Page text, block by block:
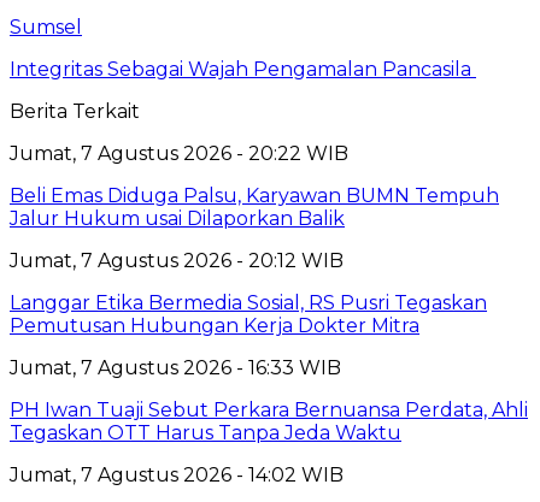
Sumsel
Integritas Sebagai Wajah Pengamalan Pancasila
Berita Terkait
Jumat, 7 Agustus 2026 - 20:22 WIB
Beli Emas Diduga Palsu, Karyawan BUMN Tempuh
Jalur Hukum usai Dilaporkan Balik
Jumat, 7 Agustus 2026 - 20:12 WIB
Langgar Etika Bermedia Sosial, RS Pusri Tegaskan
Pemutusan Hubungan Kerja Dokter Mitra
Jumat, 7 Agustus 2026 - 16:33 WIB
PH Iwan Tuaji Sebut Perkara Bernuansa Perdata, Ahli
Tegaskan OTT Harus Tanpa Jeda Waktu
Jumat, 7 Agustus 2026 - 14:02 WIB